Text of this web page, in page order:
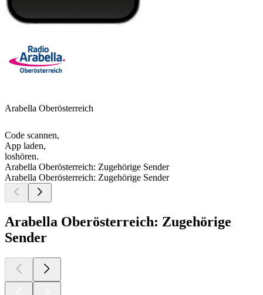
Arabella Oberösterreich
Code scannen,
App laden,
loshören.
Arabella Oberösterreich: Zugehörige Sender
Arabella Oberösterreich: Zugehörige Sender
Arabella Oberösterreich: Zugehörige
Sender